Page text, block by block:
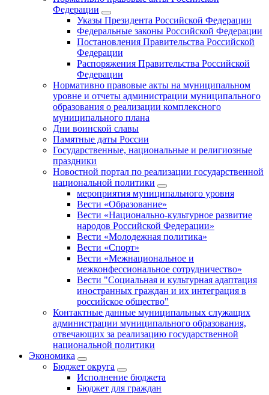
Федерации
Указы Президента Российской Федерации
Федеральные законы Российской Федерации
Постановления Правительства Российской
Федерации
Распоряжения Правительства Российской
Федерации
Нормативно правовые акты на муниципальном
уровне и отчеты администрации муниципального
образования о реализации комплексного
муниципального плана
Дни воинской славы
Памятные даты России
Государственные, национальные и религиозные
праздники
Новостной портал по реализации государственной
национальной политики
мероприятия муниципального уровня
Вести «Образование»
Вести «Национально-культурное развитие
народов Российской Федерации»
Вести «Молодежная политика»
Вести «Спорт»
Вести «Межнациональное и
межконфессиональное сотрудничество»
Вести "Социальная и культурная адаптация
иностранных граждан и их интеграция в
российское общество"
Контактные данные муниципальных служащих
администрации муниципального образования,
отвечающих за реализацию государственной
национальной политики
Экономика
Бюджет округa
Исполнение бюджета
Бюджет для граждан